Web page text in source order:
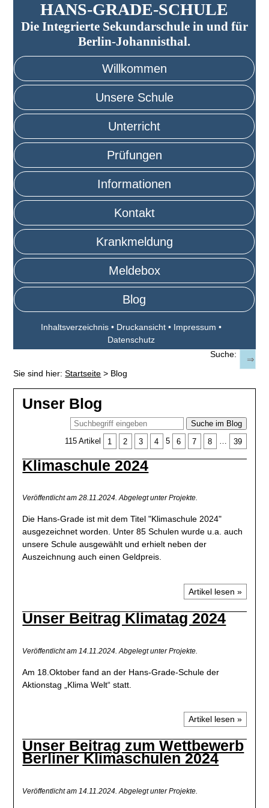
HANS-GRADE-SCHULE
Die Integrierte Sekundarschule in und für
Berlin-Johannisthal.
Willkommen
Unsere Schule
Unterricht
Prüfungen
Informationen
Kontakt
Krankmeldung
Meldebox
Blog
Inhaltsverzeichnis • Druckansicht • Impressum •
Datenschutz
Suche:
Sie sind hier:Startseite > Blog
Unser Blog
Suche im Blog
115 Artikel
1 2 3 4 5 6 7 8 … 39
Klimaschule 2024
Veröffentlicht am 28.11.2024. Abgelegt unter Projekte.
Die Hans-Grade ist mit dem Titel "Klimaschule 2024"
ausgezeichnet worden. Unter 85 Schulen wurde u.a. auch
unsere Schule ausgewählt und erhielt neben der
Auszeichnung auch einen Geldpreis.
Artikel lesen »
Unser Beitrag Klimatag 2024
Veröffentlicht am 14.11.2024. Abgelegt unter Projekte.
Am 18.Oktober fand an der Hans-Grade-Schule der
Aktionstag „Klima Welt“ statt.
Artikel lesen »
Unser Beitrag zum Wettbewerb
Berliner Klimaschulen 2024
Veröffentlicht am 14.11.2024. Abgelegt unter Projekte.